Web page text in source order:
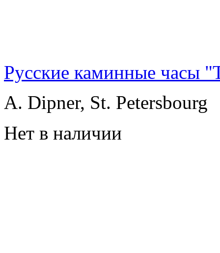
Русские каминные часы
A. Dipner, St. Petersbourg
Нет в наличии